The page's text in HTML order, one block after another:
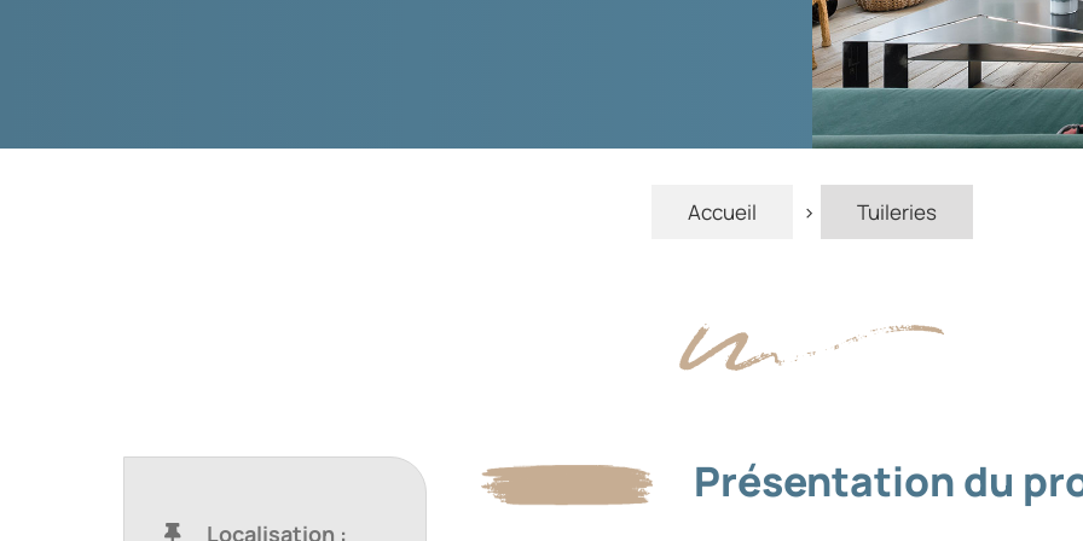
Accueil > Tuileries
Localisation :
Présentation du